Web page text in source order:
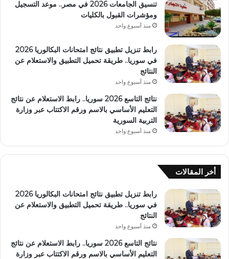
تنسيق الجامعات 2026 في مصر.. موعد التسجيل
ومؤشرات القبول بالكليات
منذ أسبوع واحد
رابط تنزيل تطبيق نتائج امتحانات البكالوريا 2026
في سوريا.. طريقة تحميل التطبيق والاستعلام عن
النتائج
منذ أسبوع واحد
نتائج التاسع 2026 سوريا.. رابط الاستعلام عن نتائج
التعليم الأساسي بالاسم ورقم الاكتتاب عبر وزارة
التربية السورية
منذ أسبوع واحد
أخر المقالات
رابط تنزيل تطبيق نتائج امتحانات البكالوريا 2026
في سوريا.. طريقة تحميل التطبيق والاستعلام عن
النتائج
منذ أسبوع واحد
نتائج التاسع 2026 سوريا.. رابط الاستعلام عن نتائج
التعليم الأساسي بالاسم ورقم الاكتتاب عبر وزارة